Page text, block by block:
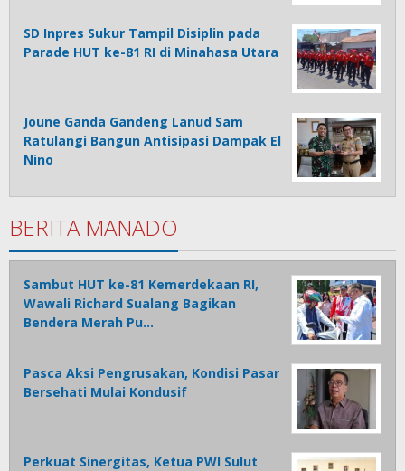
SD Inpres Sukur Tampil Disiplin pada
Parade HUT ke-81 RI di Minahasa Utara
Joune Ganda Gandeng Lanud Sam
Ratulangi Bangun Antisipasi Dampak El
Nino
BERITA MANADO
Sambut HUT ke-81 Kemerdekaan RI,
Wawali Richard Sualang Bagikan
Bendera Merah Pu…
Pasca Aksi Pengrusakan, Kondisi Pasar
Bersehati Mulai Kondusif
Perkuat Sinergitas, Ketua PWI Sulut